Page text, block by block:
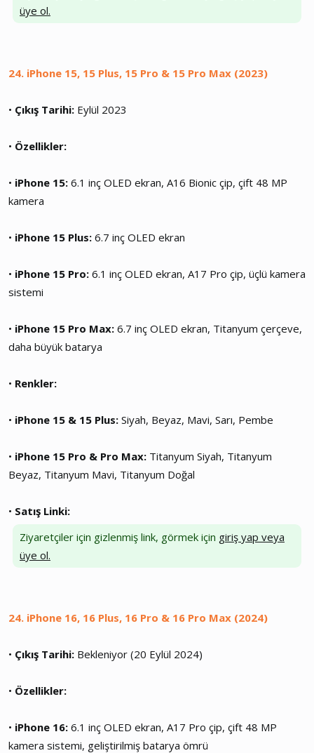
üye ol.
24. iPhone 15, 15 Plus, 15 Pro & 15 Pro Max (2023)
• Çıkış Tarihi: Eylül 2023
• Özellikler:
• iPhone 15: 6.1 inç OLED ekran, A16 Bionic çip, çift 48 MP
kamera
• iPhone 15 Plus: 6.7 inç OLED ekran
• iPhone 15 Pro: 6.1 inç OLED ekran, A17 Pro çip, üçlü kamera
sistemi
• iPhone 15 Pro Max: 6.7 inç OLED ekran, Titanyum çerçeve,
daha büyük batarya
• Renkler:
• iPhone 15 & 15 Plus: Siyah, Beyaz, Mavi, Sarı, Pembe
• iPhone 15 Pro & Pro Max: Titanyum Siyah, Titanyum
Beyaz, Titanyum Mavi, Titanyum Doğal
• Satış Linki:
Ziyaretçiler için gizlenmiş link, görmek için giriş yap veya
üye ol.
24. iPhone 16, 16 Plus, 16 Pro & 16 Pro Max (2024)
• Çıkış Tarihi: Bekleniyor (20 Eylül 2024)
• Özellikler:
• iPhone 16: 6.1 inç OLED ekran, A17 Pro çip, çift 48 MP
kamera sistemi, geliştirilmiş batarya ömrü